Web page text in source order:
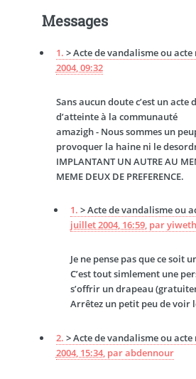
Messages
1. > Acte de vandalisme ou acte
2004, 09:32
Sans aucun doute c’est un acte
d’atteinte à la communauté
amazigh - Nous sommes un
provoquer la haine ni le
IMPLANTANT UN AUTRE AU
MEME DEUX DE PREFERENCE.
1. > Acte de vandalisme ou
juillet 2004, 16:59, paryiweth
Je ne pense pas que ce soit
C’est tout simlement une
s’offrir un drapeau
Arrêtez un petit peu de voir
2. > Acte de vandalisme ou acte
2004, 15:34, parabdennour